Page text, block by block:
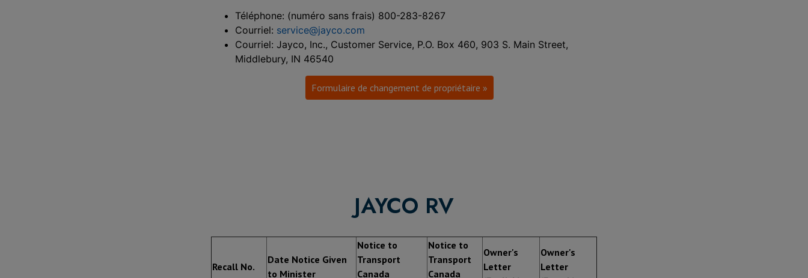
Téléphone: (numéro sans frais) 800-283-8267
Courriel: service@jayco.com
Courriel: Jayco, Inc., Customer Service, P.O. Box 460, 903 S. Main Street,
Middlebury, IN 46540
Formulaire de changement de propriétaire »
JAYCO RV
Recall No.
Date Notice Given
to Minister
Notice to
Transport
Canada
Notice to
Transport
Canada
Owner's
Letter
Owner's
Letter